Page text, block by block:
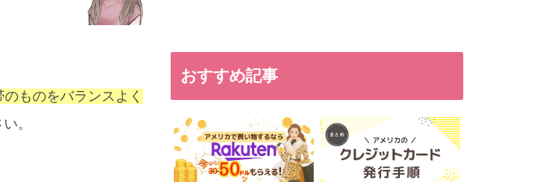
ものをバランスよく
。
おすすめ記事